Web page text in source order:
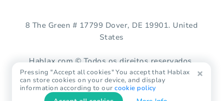
8 The Green # 17799 Dover, DE 19901. United
States
Hablax.com © Todos os direitos reservados.
Pressing "Accept all cookies" You accept that Hablax
can store cookies on your device, and display
information according to ourcookie policy